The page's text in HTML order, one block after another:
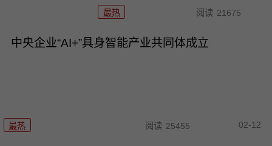
最热 阅读 21675
中央企业“AI+”具身智能产业共同体成立
最热 阅读 25455 02-12